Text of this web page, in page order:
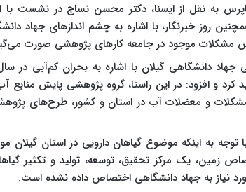
به نقل از ایسنا، دکتر محسن نساج در نشست با
روز خبرنگار، با اشاره به چشم اندازهای جهاد
مشکلات موجود در جامعه کارهای پژوهشی صورت
دانشگاهی گیلان با اشاره به بحران کم‌آبی در
کرد و افزود: در این راستا، گروه پژوهشی پایش
و معضلات آب در استان و کشور، طرح‌های
توجه به اینکه موضوع گیاهان دارویی در استان گیلان
زمین، یک مرکز تحقیق، توسعه، تولید و تکثیر
نیاز به جهاد دانشگاهی اختصاص داده نشده است.